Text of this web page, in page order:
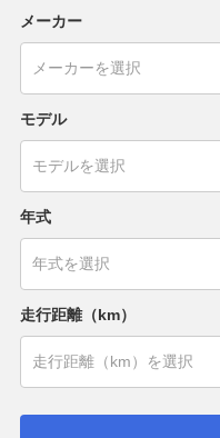
メーカー
モデル
年式
走行距離（km）